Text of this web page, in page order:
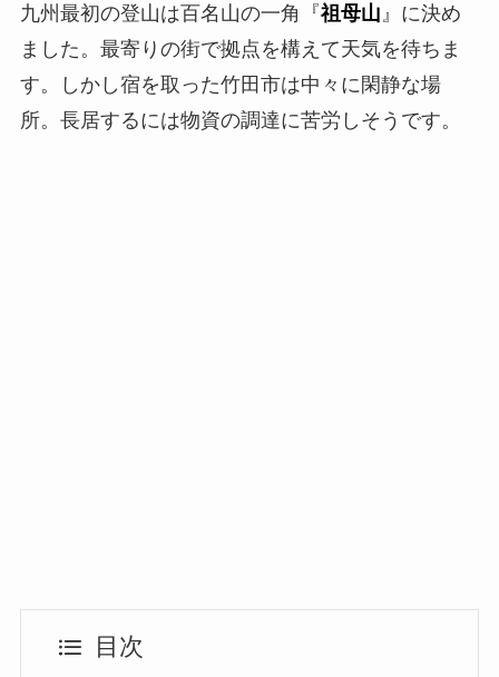
九州最初の登山は百名山の一角『祖母山』に決め
ました。最寄りの街で拠点を構えて天気を待ちま
す。しかし宿を取った竹田市は中々に閑静な場
所。長居するには物資の調達に苦労しそうです。
目次